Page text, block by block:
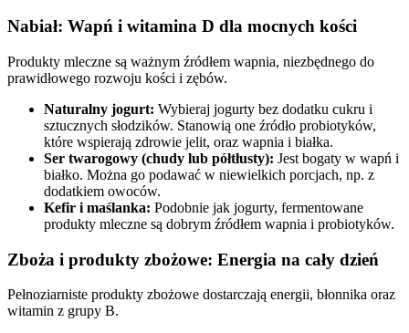
Nabiał: Wapń i witamina D dla mocnych kości
Produkty mleczne są ważnym źródłem wapnia, niezbędnego do
prawidłowego rozwoju kości i zębów.
Naturalny jogurt: Wybieraj jogurty bez dodatku cukru i
sztucznych słodzików. Stanowią one źródło probiotyków,
które wspierają zdrowie jelit, oraz wapnia i białka.
Ser twarogowy (chudy lub półtłusty): Jest bogaty w wapń i
białko. Można go podawać w niewielkich porcjach, np. z
dodatkiem owoców.
Kefir i maślanka: Podobnie jak jogurty, fermentowane
produkty mleczne są dobrym źródłem wapnia i probiotyków.
Zboża i produkty zbożowe: Energia na cały dzień
Pełnoziarniste produkty zbożowe dostarczają energii, błonnika oraz
witamin z grupy B.